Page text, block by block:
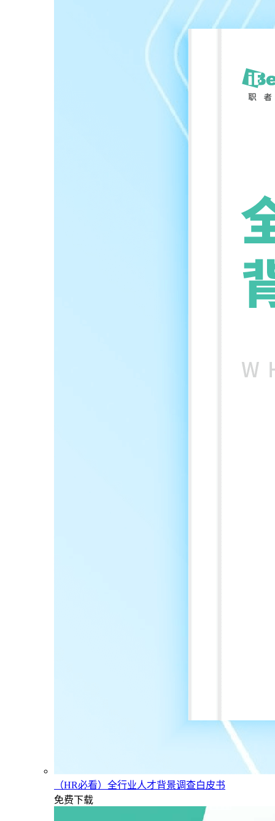
（HR必看）全行业人才背景调查白皮书
免费下载